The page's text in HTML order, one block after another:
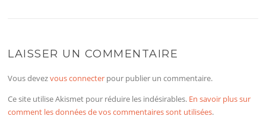
LAISSER UN COMMENTAIRE
Vous devezvous connecter pour publier un commentaire.
Ce site utilise Akismet pour réduire les indésirables. En savoir plus sur
comment les données de vos commentaires sont utilisées.